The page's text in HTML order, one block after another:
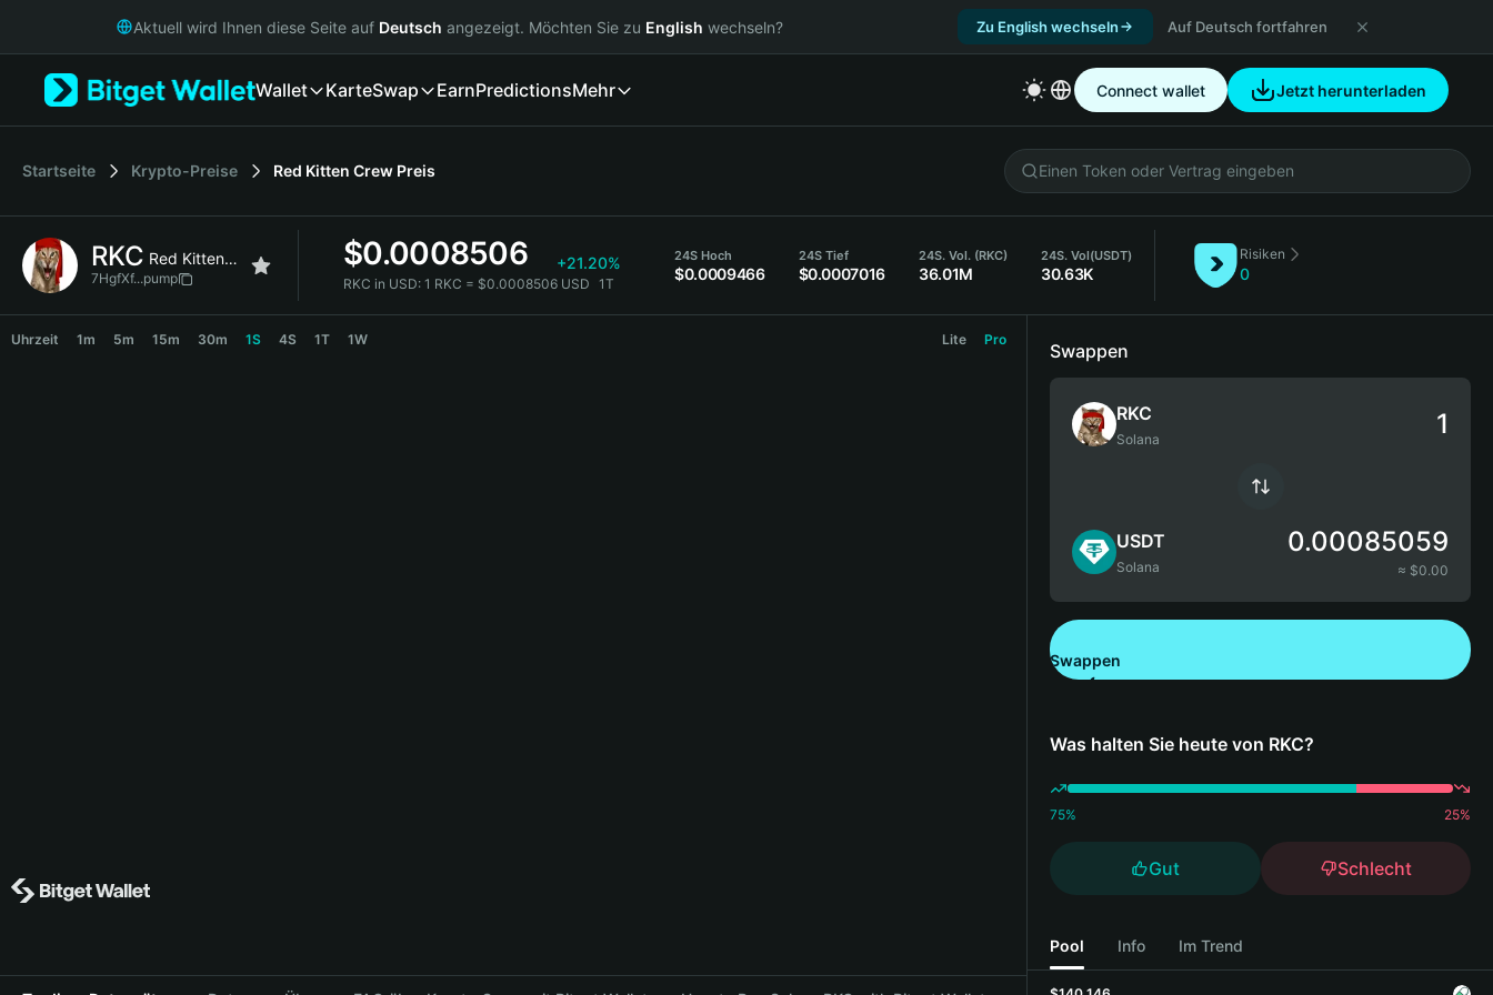
Русский
Italiano
简体中文
繁體中文
Bahasa Indonesia
Aktuell wird Ihnen diese Seite auf Deutsch angezeigt. Möchten Sie zu English wechseln? Zu English wechseln Auf Deutsch fortfahren
Wallet KarteSwap EarnPredictionsMehr Connect wallet Jetzt herunterladen
Startseite Krypto-Preise Red Kitten Crew Preis
RKC Red Kitten Crew
7HgfXf...pump
$0.0008506 +21.20%
RKC in USD: 1 RKC = $0.0008506 USD 1T
24S Hoch
$0.0009466
24S Tief
$0.0007016
24S. Vol. (RKC)
36.01M
24S. Vol(USDT)
30.63K
Risiken
0
Uhrzeit 1m 5m 15m 30m 1S 4S 1T 1W Lite Pro
Swappen
RKC
Solana
USDT
Solana
0.00085059
≈ $0.00
Swappen
Was halten Sie heute von RKC?
75% 25%
Gut Schlecht
Pool Info Im Trend